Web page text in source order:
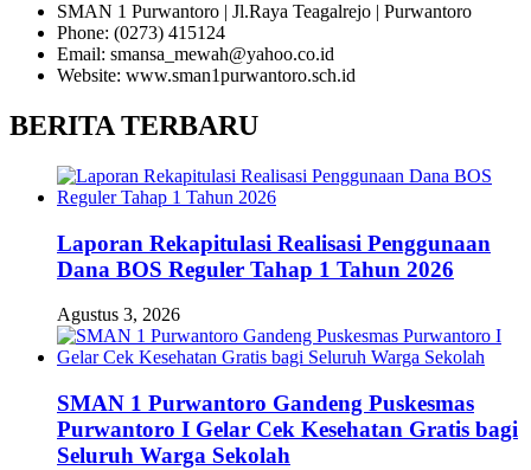
SMAN 1 Purwantoro | Jl.Raya Teagalrejo | Purwantoro
Phone: (0273) 415124
Email: smansa_mewah@yahoo.co.id
Website: www.sman1purwantoro.sch.id
BERITA TERBARU
Laporan Rekapitulasi Realisasi Penggunaan
Dana BOS Reguler Tahap 1 Tahun 2026
Agustus 3, 2026
SMAN 1 Purwantoro Gandeng Puskesmas
Purwantoro I Gelar Cek Kesehatan Gratis bagi
Seluruh Warga Sekolah